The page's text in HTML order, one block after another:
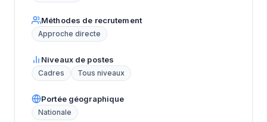
Méthodes de recrutement
Approche directe
Niveaux de postes
Cadres Tous niveaux
Portée géographique
Nationale